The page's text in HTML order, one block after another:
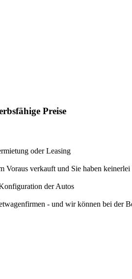
Preise
oder Leasing
Voraus verkauft und Sie haben
der Autos
- und wir können bei der